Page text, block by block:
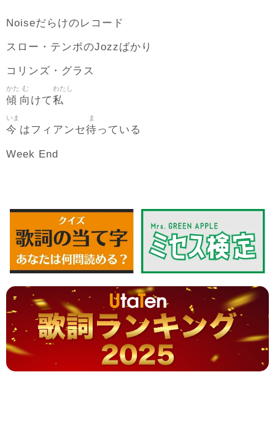
Noiseだらけのレコード
スロー・テンポのJozzばかり
コリンズ・グラス
傾
かた
向
む
けて私
わたし
今
いま
はフィアンセ待
ま
っている
Week End